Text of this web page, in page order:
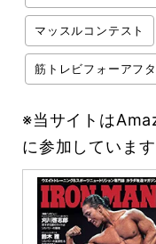
マッスルコンテスト
筋トレビフォーアフ
※当サイトは
に参加しています